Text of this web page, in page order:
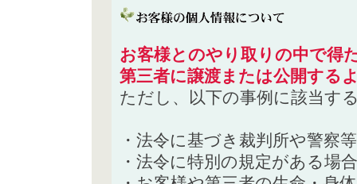
お客様とのやり取りの中で得
第三者に譲渡または公開する
ただし、以下の事例に該当す
・法令に基づき裁判所や警察
・法令に特別の規定がある場合